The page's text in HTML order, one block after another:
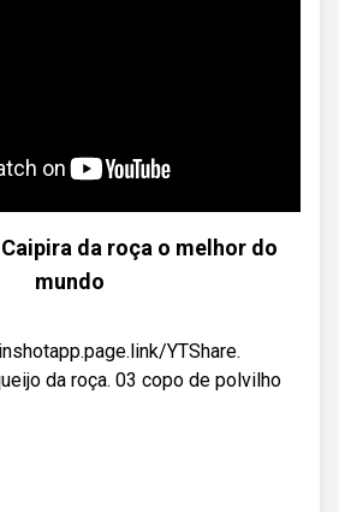
da roça o melhor do
mundo
YTShare.
da roça. 03 copo de polvilho